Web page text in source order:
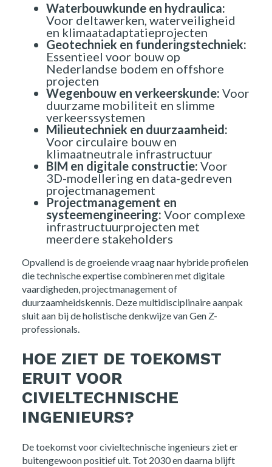
Waterbouwkunde en hydraulica:
Voor deltawerken, waterveiligheid
en klimaatadaptatieprojecten
Geotechniek en funderingstechniek:
Essentieel voor bouw op
Nederlandse bodem en offshore
projecten
Wegenbouw en verkeerskunde: Voor
duurzame mobiliteit en slimme
verkeerssystemen
Milieutechniek en duurzaamheid:
Voor circulaire bouw en
klimaatneutrale infrastructuur
BIM en digitale constructie: Voor
3D-modellering en data-gedreven
projectmanagement
Projectmanagement en
systeemengineering: Voor complexe
infrastructuurprojecten met
meerdere stakeholders
Opvallend is de groeiende vraag naar hybride profielen
die technische expertise combineren met digitale
vaardigheden, projectmanagement of
duurzaamheidskennis. Deze multidisciplinaire aanpak
sluit aan bij de holistische denkwijze van Gen Z-
professionals.
HOE ZIET DE TOEKOMST
ERUIT VOOR
CIVIELTECHNISCHE
INGENIEURS?
De toekomst voor civieltechnische ingenieurs ziet er
buitengewoon positief uit. Tot 2030 en daarna blijft